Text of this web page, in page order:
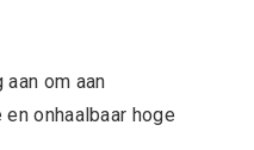
om aan
onhaalbaar hoge